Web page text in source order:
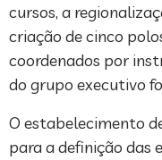
cursos, a
criação de cinco
coordenados por
do grupo executivo
O estabelecimento
para a definição das